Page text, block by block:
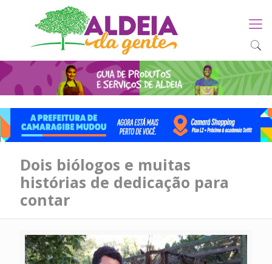
Dois biólogos e muitas
histórias de dedicação para
contar